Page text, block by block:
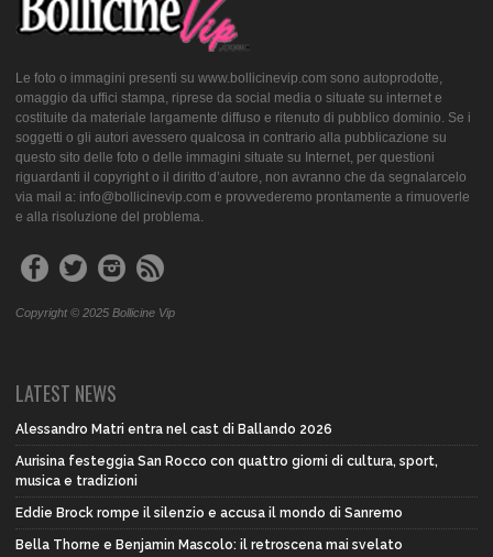
Le foto o immagini presenti su www.bollicinevip.com sono autoprodotte,
omaggio da uffici stampa, riprese da social media o situate su internet e
costituite da materiale largamente diffuso e ritenuto di pubblico dominio. Se i
soggetti o gli autori avessero qualcosa in contrario alla pubblicazione su
questo sito delle foto o delle immagini situate su Internet, per questioni
riguardanti il copyright o il diritto d’autore, non avranno che da segnalarcelo
via mail a: info@bollicinevip.com e provvederemo prontamente a rimuoverle
e alla risoluzione del problema.
Copyright © 2025 Bollicine Vip
LATEST NEWS
Alessandro Matri entra nel cast di Ballando 2026
Aurisina festeggia San Rocco con quattro giorni di cultura, sport,
musica e tradizioni
Eddie Brock rompe il silenzio e accusa il mondo di Sanremo
Bella Thorne e Benjamin Mascolo: il retroscena mai svelato